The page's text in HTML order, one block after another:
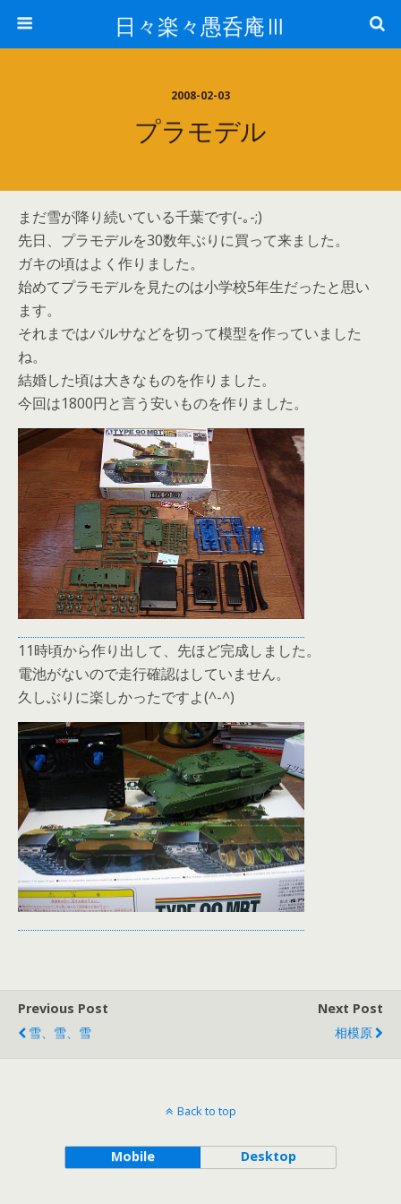
日々楽々愚呑庵Ⅲ
2008-02-03
プラモデル
まだ雪が降り続いている千葉です(-｡-;)
先日、プラモデルを30数年ぶりに買って来ました。
ガキの頃はよく作りました。
始めてプラモデルを見たのは小学校5年生だったと思い
ます。
それまではバルサなどを切って模型を作っていました
ね。
結婚した頃は大きなものを作りました。
今回は1800円と言う安いものを作りました。
11時頃から作り出して、先ほど完成しました。
電池がないので走行確認はしていません。
久しぶりに楽しかったですよ(^-^)
Previous Post
雪、雪、雪
Next Post
相模原
Back to top
Mobile Desktop